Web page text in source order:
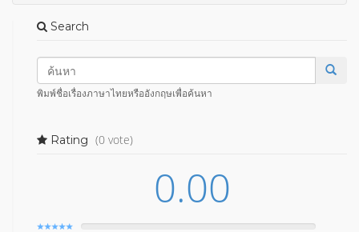
Search
พิมพ์ชื่อเรื่องภาษาไทยหรืออังกฤษเพื่อค้นหา
Rating (0 vote)
0.00